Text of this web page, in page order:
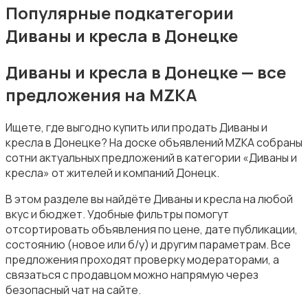
Растения и семена
Сад и огород
Садовая мебель
Популярные подкатегории
Диваны и кресла в Донецке
Диваны и кресла в Донецке — все
предложения на MZKA
Ищете, где выгодно купить или продать Диваны и
кресла в Донецке? На доске объявлений MZKA собраны
сотни актуальных предложений в категории «Диваны и
кресла» от жителей и компаний Донецк.
В этом разделе вы найдёте Диваны и кресла на любой
вкус и бюджет. Удобные фильтры помогут
отсортировать объявления по цене, дате публикации,
состоянию (новое или б/у) и другим параметрам. Все
предложения проходят проверку модераторами, а
связаться с продавцом можно напрямую через
безопасный чат на сайте.